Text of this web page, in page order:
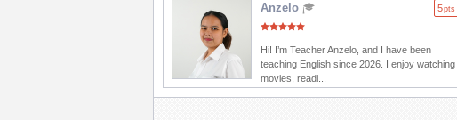
Anzelo 5pts
Hi! I’m Teacher Anzelo, and I have been
teaching English since 2026. I enjoy watching
movies, readi...